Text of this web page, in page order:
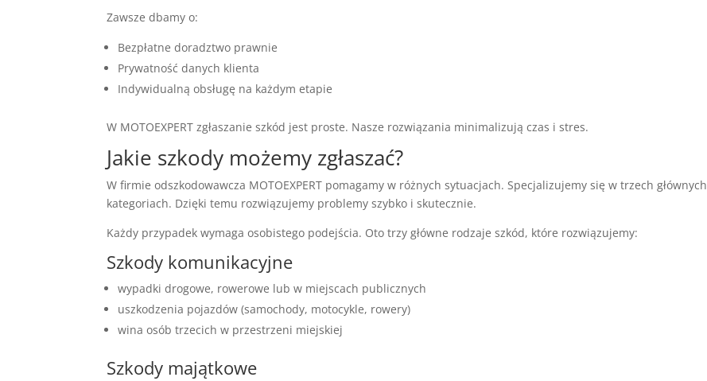
Zawsze dbamy o:
Bezpłatne doradztwo prawnie
Prywatność danych klienta
Indywidualną obsługę na każdym etapie
W MOTOEXPERT zgłaszanie szkód jest proste. Nasze rozwiązania minimalizują czas i stres.
Jakie szkody możemy zgłaszać?
W firmie odszkodowawcza MOTOEXPERT pomagamy w różnych sytuacjach. Specjalizujemy się w trzech głównych
kategoriach. Dzięki temu rozwiązujemy problemy szybko i skutecznie.
Każdy przypadek wymaga osobistego podejścia. Oto trzy główne rodzaje szkód, które rozwiązujemy:
Szkody komunikacyjne
wypadki drogowe, rowerowe lub w miejscach publicznych
uszkodzenia pojazdów (samochody, motocykle, rowery)
wina osób trzecich w przestrzeni miejskiej
Szkody majątkowe